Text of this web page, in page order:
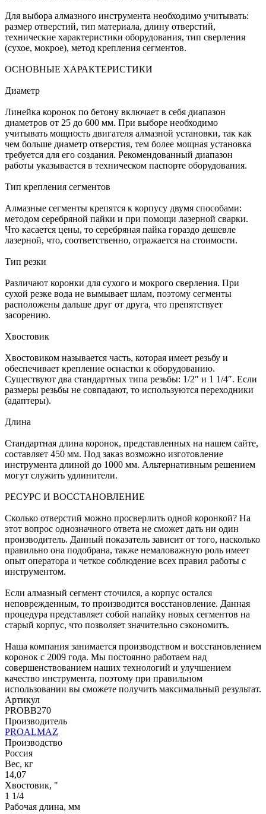
Для выбора алмазного инструмента необходимо учитывать:
размер отверстий, тип материала, длину отверстий,
технические характеристики оборудования, тип сверления
(сухое, мокрое), метод крепления сегментов.
ОСНОВНЫЕ ХАРАКТЕРИСТИКИ
Диаметр
Линейка коронок по бетону включает в себя диапазон
диаметров от 25 до 600 мм. При выборе необходимо
учитывать мощность двигателя алмазной установки, так как
чем больше диаметр отверстия, тем более мощная установка
требуется для его создания. Рекомендованный диапазон
работы указывается в техническом паспорте оборудования.
Тип крепления сегментов
Алмазные сегменты крепятся к корпусу двумя способами:
методом серебряной пайки и при помощи лазерной сварки.
Что касается цены, то серебряная пайка гораздо дешевле
лазерной, что, соответственно, отражается на стоимости.
Тип резки
Различают коронки для сухого и мокрого сверления. При
сухой резке вода не вымывает шлам, поэтому сегменты
расположены дальше друг от друга, что препятствует
засорению.
Хвостовик
Хвостовиком называется часть, которая имеет резьбу и
обеспечивает крепление оснастки к оборудованию.
Существуют два стандартных типа резьбы: 1/2″ и 1 1/4″. Если
размеры резьбы не совпадают, то используются переходники
(адаптеры).
Длина
Стандартная длина коронок, представленных на нашем сайте,
составляет 450 мм. Под заказ возможно изготовление
инструмента длиной до 1000 мм. Альтернативным решением
могут служить удлинители.
РЕСУРС И ВОССТАНОВЛЕНИЕ
Сколько отверстий можно просверлить одной коронкой? На
этот вопрос однозначного ответа не сможет дать ни один
производитель. Данный показатель зависит от того, насколько
правильно она подобрана, также немаловажную роль имеет
опыт оператора и четкое соблюдение всех правил работы с
инструментом.
Если алмазный сегмент сточился, а корпус остался
неповрежденным, то производится восстановление. Данная
процедура представляет собой напайку новых сегментов на
старый корпус, что позволяет значительно сэкономить.
Наша компания занимается производством и восстановлением
коронок с 2009 года. Мы постоянно работаем над
совершенствованием наших технологий и улучшением
качество инструмента, поэтому при правильном
использовании вы сможете получить максимальный результат.
Артикул
PROBB270
Производитель
PROALMAZ
Производство
Россия
Вес, кг
14,07
Хвостовик, "
1 1/4
Рабочая длина, мм